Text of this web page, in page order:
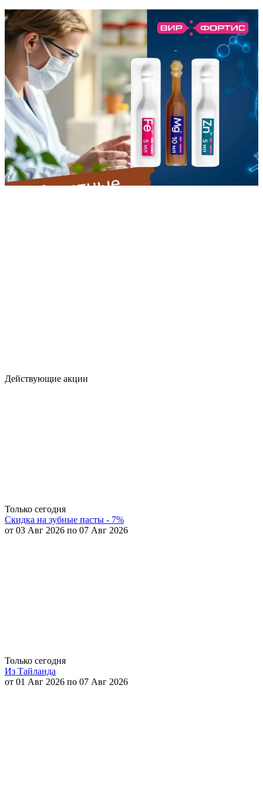
Действующие акции
Только сегодня
Скидка на зубные пасты - 7%
от 03 Авг 2026 по 07 Авг 2026
Только сегодня
Из Тайланда
от 01 Авг 2026 по 07 Авг 2026